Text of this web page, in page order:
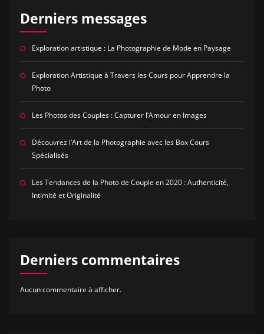
Derniers messages
Exploration artistique : La Photographie de Mode en Paysage
Exploration Artistique à Travers les Cours pour Apprendre la
Photo
Les Photos des Couples : Capturer l’Amour en Images
Découvrez l’Art de la Photographie avec les Box Cours
Spécialisés
Les Tendances de la Photo de Couple en 2020 : Authenticité,
Intimité et Originalité
Derniers commentaires
Aucun commentaire à afficher.